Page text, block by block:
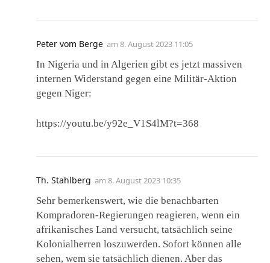
Peter vom Berge am 8. August 2023 11:05
In Nigeria und in Algerien gibt es jetzt massiven
internen Widerstand gegen eine Militär-Aktion
gegen Niger:
https://youtu.be/y92e_V1S4lM?t=368
Th. Stahlberg am 8. August 2023 10:35
Sehr bemerkenswert, wie die benachbarten
Kompradoren-Regierungen reagieren, wenn ein
afrikanisches Land versucht, tatsächlich seine
Kolonialherren loszuwerden. Sofort können alle
sehen, wem sie tatsächlich dienen. Aber das